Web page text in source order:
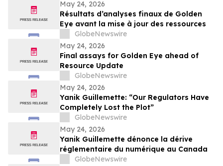
in Excess of $100K to Secure Counsel
Before Important Deadline in Securities
Class Action – GOSS
May 24, 2026
Résultats d’analyses finaux de Golden
Eye avant la mise à jour des ressources
GlobeNewswire
May 24, 2026
Final assays for Golden Eye ahead of
Resource Update
GlobeNewswire
May 24, 2026
Yanik Guillemette: “Our Regulators Have
Completely Lost the Plot”
GlobeNewswire
May 24, 2026
Yanik Guillemette dénonce la dérive
réglementaire du numérique au Canada
GlobeNewswire